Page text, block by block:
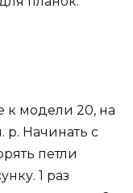
к модели 20, на
р. Начинать с
петли
1 раз